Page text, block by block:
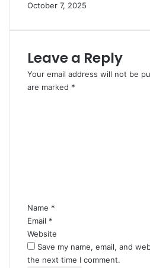
October 7, 2025
Leave a Reply
Your email address will not be
are marked *
Name *
Email *
Website
Save my name, email, and
the next time I comment.